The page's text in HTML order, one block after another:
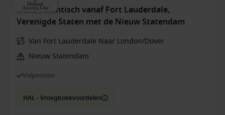
trans-Atlantisch vanaf Fort Lauderdale,
Verenigde Staten met de Nieuw Statendam
Van Fort Lauderdale Naar London/Dover
Nieuw Statendam
Volpension
HAL - Vroegboekvoordelen